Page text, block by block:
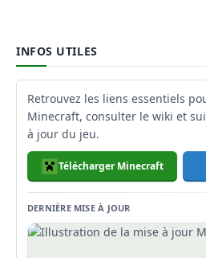
INFOS UTILES
Retrouvez les liens essentiels
Minecraft, consulter le wiki et
à jour du jeu.
Télécharger Minecraft
DERNIÈRE MISE À JOUR